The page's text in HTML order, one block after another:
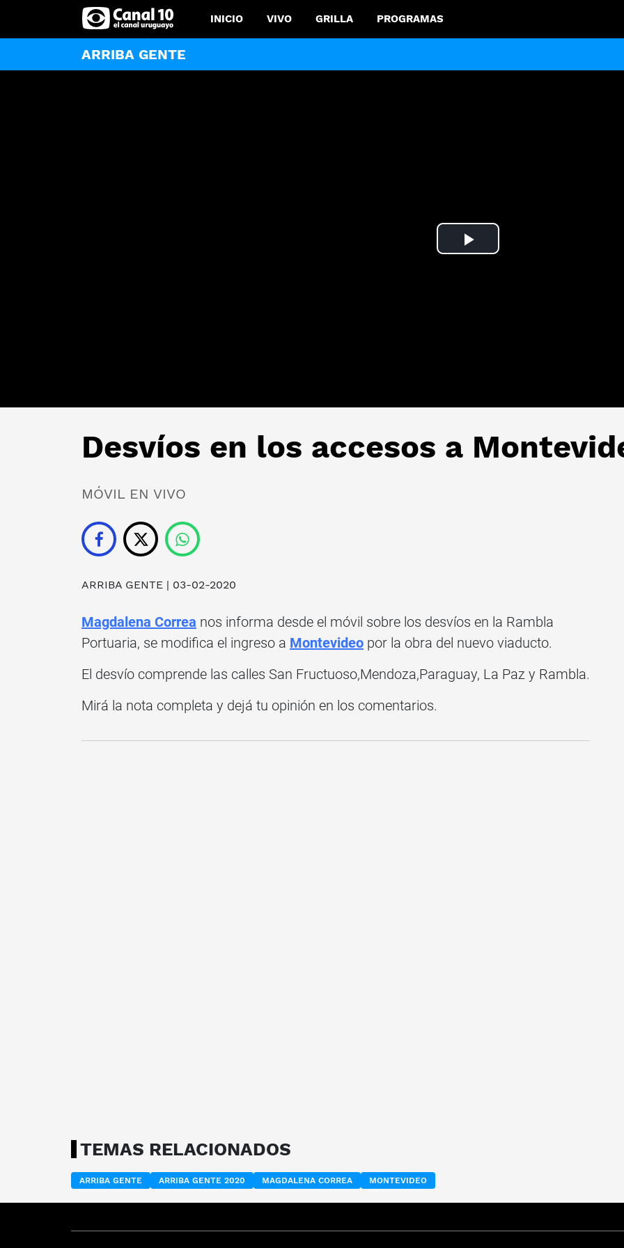
INICIO VIVO GRILLA PROGRAMAS
ARRIBA GENTE
Play
Desvíos en los accesos a
MÓVIL EN VIVO
ARRIBA GENTE | 03-02-2020
Magdalena Correa nos informa desde el móvil sobre los desvíos en la Rambla
Portuaria, se modifica el ingreso a Montevideo por la obra del nuevo viaducto.
El desvío comprende las calles San Fructuoso,Mendoza,Paraguay, La Paz y Rambla.
Mirá la nota completa y dejá tu opinión en los comentarios.
TEMAS RELACIONADOS
ARRIBA GENTE ARRIBA GENTE 2020 MAGDALENA CORREA MONTEVIDEO